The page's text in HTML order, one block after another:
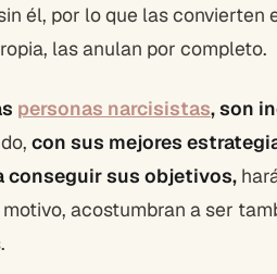
él, por lo que las
las anulan por completo.
personas narcisistas, son
con sus mejores
conseguir sus objetivos,
acostumbran a ser